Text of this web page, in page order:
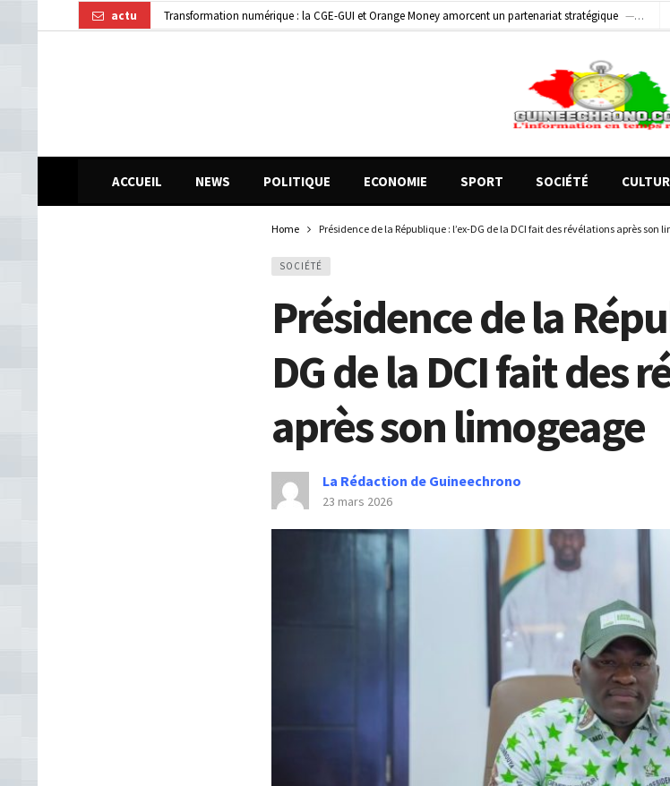
actu
ACCUEIL NEWS POLITIQUE ECONOMIE SPORT SOCIÉTÉ
Home Présidence de la République : l’ex-DG de la DCI fait des révélations après son
SOCIÉTÉ
Présidence de la
DG de la DCI fait des
après son limogeage
La Rédaction de Guineechrono
23 mars 2026